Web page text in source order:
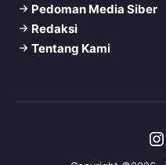
Pedoman Media Siber
Redaksi
Tentang Kami